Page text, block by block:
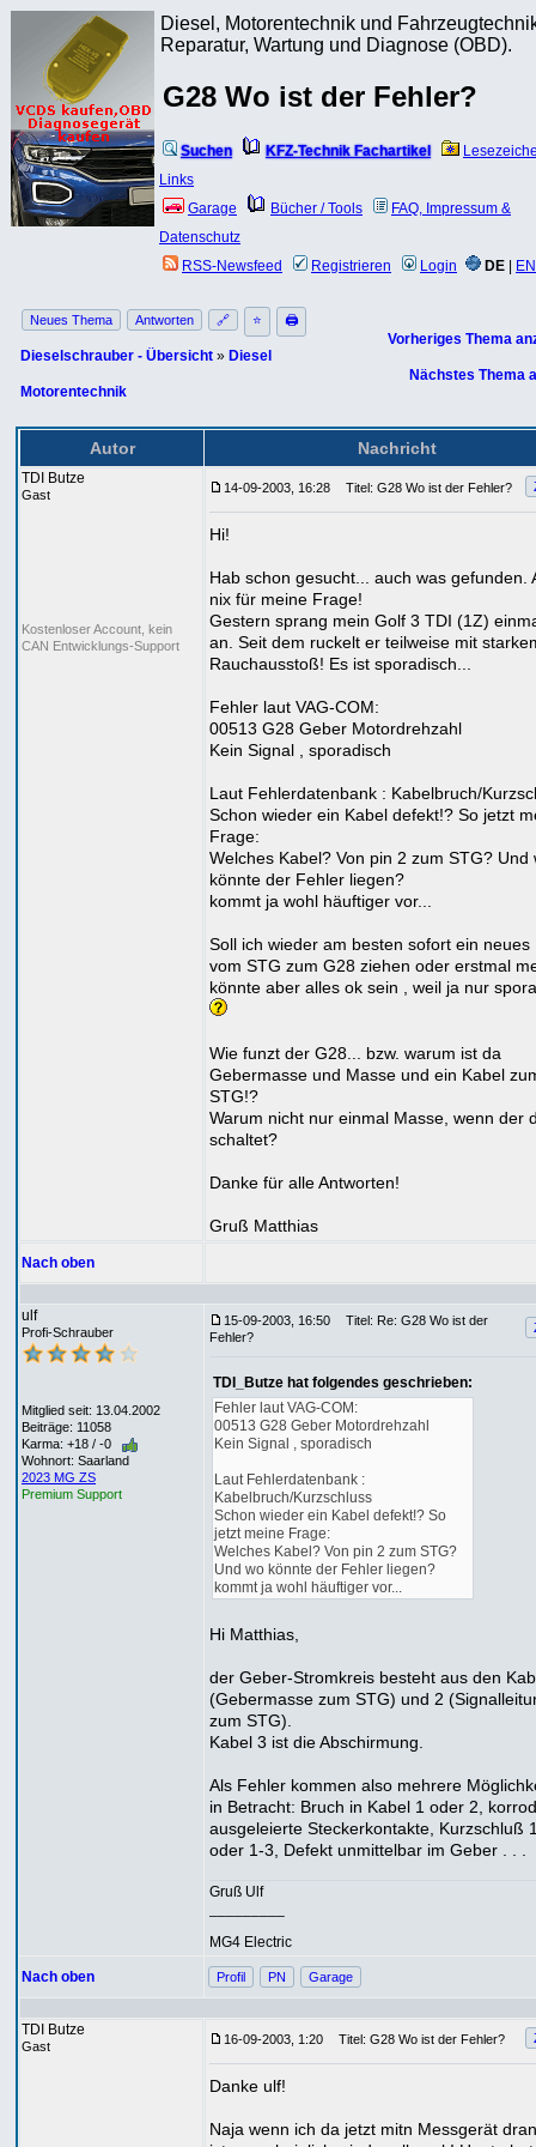
Diesel, Motorentechnik und
Reparatur, Wartung und Diagnose (OBD).
G28 Wo ist der Fehler?
Suchen KFZ-Technik Fachartikel
Links
Garage
Bücher / Tools
FAQ, Impressum &
Datenschutz
RSS-Newsfeed
Registrieren Login DE EN
Neues Thema Antworten 🔗 ⭐ 🖨
Dieselschrauber - Übersicht » Diesel
Motorentechnik
Vorheriges Thema
Nächstes Thema
Autor Nachricht
TDI Butze
Gast
Kostenloser Account, kein
CAN Entwicklungs-Support
14-09-2003, 16:28 Titel: G28 Wo ist der Fehler?
Hi!
Hab schon gesucht... auch was gefunden.
nix für meine Frage!
Gestern sprang mein Golf 3 TDI (1Z)
an. Seit dem ruckelt er teilweise mit
Rauchausstoß! Es ist sporadisch...
Fehler laut VAG-COM:
00513 G28 Geber Motordrehzahl
Kein Signal , sporadisch
Laut Fehlerdatenbank : Kabelbruch/
Schon wieder ein Kabel defekt!? So jetzt
Frage:
Welches Kabel? Von pin 2 zum STG? Und
könnte der Fehler liegen?
kommt ja wohl häuftiger vor...
Soll ich wieder am besten sofort ein neues
vom STG zum G28 ziehen oder erstmal
könnte aber alles ok sein , weil ja nur
Wie funzt der G28... bzw. warum ist da
Gebermasse und Masse und ein Kabel
STG!?
Warum nicht nur einmal Masse, wenn der
schaltet?
Danke für alle Antworten!
Gruß Matthias
Nach oben
ulf
Profi-Schrauber
Mitglied seit: 13.04.2002
Beiträge: 11058
Karma: +18 / -0
Wohnort: Saarland
2023 MG ZS
Premium Support
15-09-2003, 16:50
Titel: Re: G28 Wo ist der
Fehler?
TDI_Butze hat folgendes geschrieben:
Fehler laut VAG-COM:
00513 G28 Geber Motordrehzahl
Kein Signal , sporadisch
Laut Fehlerdatenbank :
Kabelbruch/Kurzschluss
Schon wieder ein Kabel defekt!? So
jetzt meine Frage:
Welches Kabel? Von pin 2 zum STG?
Und wo könnte der Fehler liegen?
kommt ja wohl häuftiger vor...
Hi Matthias,
der Geber-Stromkreis besteht aus den
(Gebermasse zum STG) und 2
zum STG).
Kabel 3 ist die Abschirmung.
Als Fehler kommen also mehrere
in Betracht: Bruch in Kabel 1 oder 2,
ausgeleierte Steckerkontakte, Kurzschluß
oder 1-3, Defekt unmittelbar im Geber . . .
Gruß Ulf
MG4 Electric
Nach oben Profil PN Garage
TDI Butze
Gast 16-09-2003, 1:20 Titel: G28 Wo ist der Fehler?
Danke ulf!
Naja wenn ich da jetzt mitn Messgerät